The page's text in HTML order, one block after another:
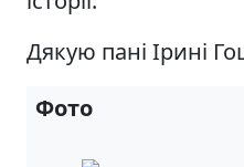
Дякую пані Ірині
Фото